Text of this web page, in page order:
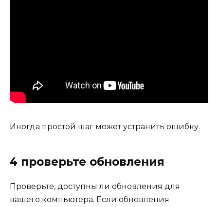
Иногда простой шаг может устранить ошибку.
4 проверьте обновления
Проверьте, доступны ли обновления для
вашего компьютера. Если обновления